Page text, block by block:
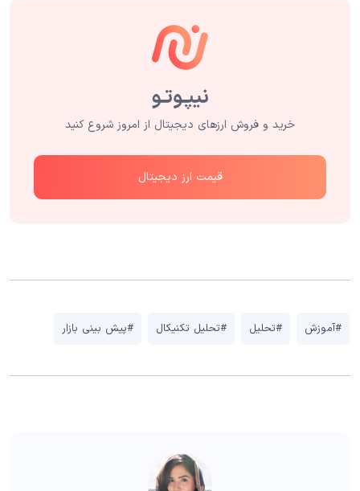
خرید و فروش ارزهای دیجیتال از امروز شروع کنید
قیمت ارز دیجیتال
#آموزش #تحلیل #تحلیل تکنیکال #پیش بینی بازار